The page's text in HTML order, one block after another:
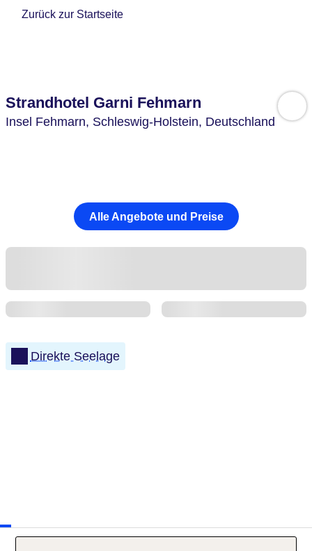
Zurück zur Startseite
Strandhotel Garni Fehmarn
Insel Fehmarn, Schleswig-Holstein, Deutschland
Alle Angebote und Preise
Direkte Seelage